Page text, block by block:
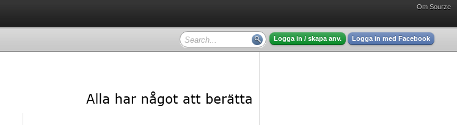
Om Sourze
Logga in / skapa anv. Logga in med Facebook